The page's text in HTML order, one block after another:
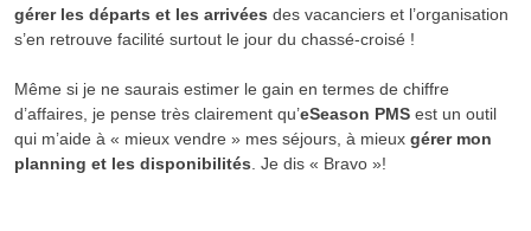
gérer les départs et les arrivées des vacanciers et l’organisation
s’en retrouve facilité surtout le jour du chassé-croisé !
Même si je ne saurais estimer le gain en termes de chiffre
d’affaires, je pense très clairement qu’eSeason PMS est un outil
qui m’aide à « mieux vendre » mes séjours, à mieux gérer mon
planning et les disponibilités . Je dis « Bravo »!